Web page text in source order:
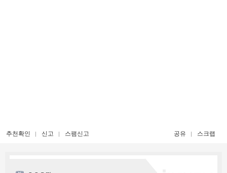
추천확인 신고 스팸신고 공유 스크랩